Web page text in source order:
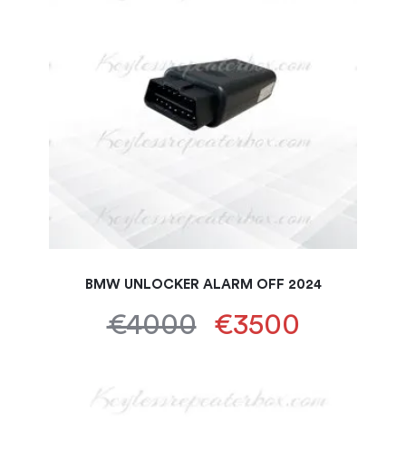
BMW UNLOCKER ALARM OFF 2024
€4000 €3500